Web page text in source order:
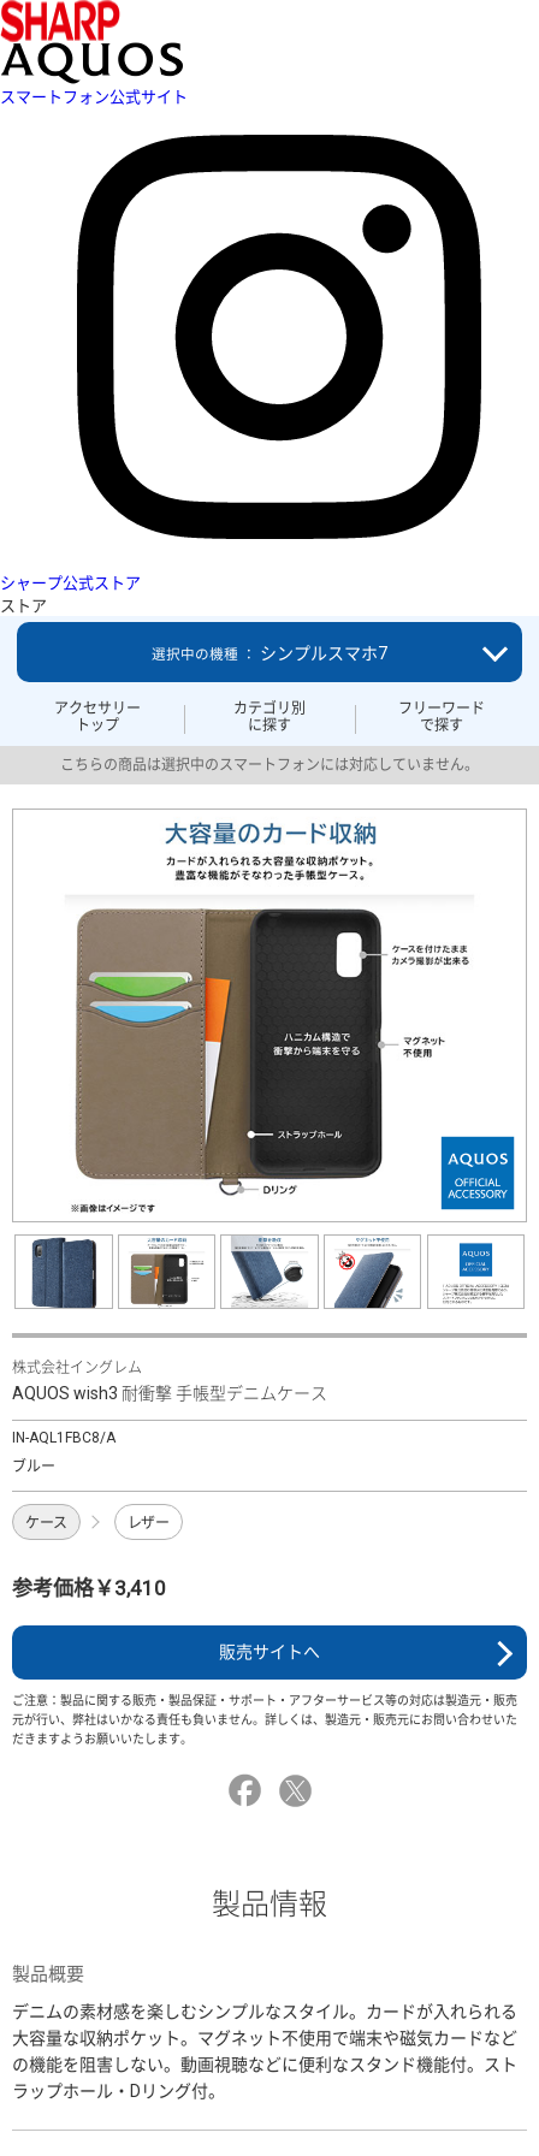
スマートフォン公式サイト
シャープ公式ストア
ストア
アクセサリー
トップ
カテゴリ別
に探す
フリーワード
で探す
選択中の機種 ： シンプルスマホ7
こちらの商品は選択中のスマートフォンには対応していません。
株式会社イングレム
AQUOS wish3 耐衝撃 手帳型デニムケース
IN-AQL1FBC8/A
ブルー
ケース レザー
参考価格￥3,410
販売サイトへ
ご注意：製品に関する販売・製品保証・サポート・アフターサービス等の対応は製造元・販売
元が行い、弊社はいかなる責任も負いません。詳しくは、製造元・販売元にお問い合わせいた
だきますようお願いいたします。
製品情報
製品概要
デニムの素材感を楽しむシンプルなスタイル。カードが入れられる
大容量な収納ポケット。マグネット不使用で端末や磁気カードなど
の機能を阻害しない。動画視聴などに便利なスタンド機能付。スト
ラップホール・Dリング付。